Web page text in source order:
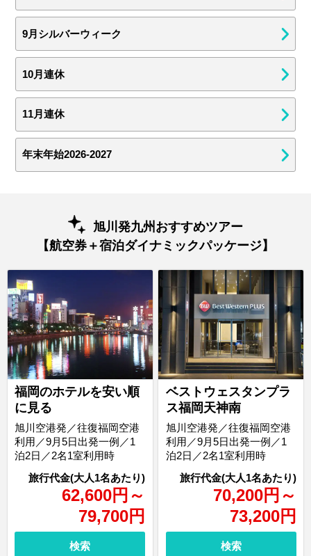
9月シルバーウィーク
10月連休
11月連休
年末年始2026-2027
旭川発九州おすすめツアー
【航空券＋宿泊ダイナミックパッケージ】
福岡のホテルを安い順
に見る
62,600円 ～
79,700円
旭川空港発／往復福岡空港
利用／9月5日出発一例／1
泊2日／2名1室利用時
検索
ベストウェスタンプラ
ス福岡天神南
70,200円 ～
73,200円
旭川空港発／往復福岡空港
利用／9月5日出発一例／1
泊2日／2名1室利用時
検索